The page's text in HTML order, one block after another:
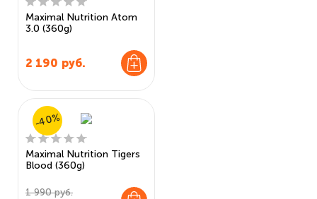
Maximal Nutrition Atom
3.0 (360g)
2 190 руб.
Maximal Nutrition Tigers
Blood (360g)
1 990 руб.
-40%